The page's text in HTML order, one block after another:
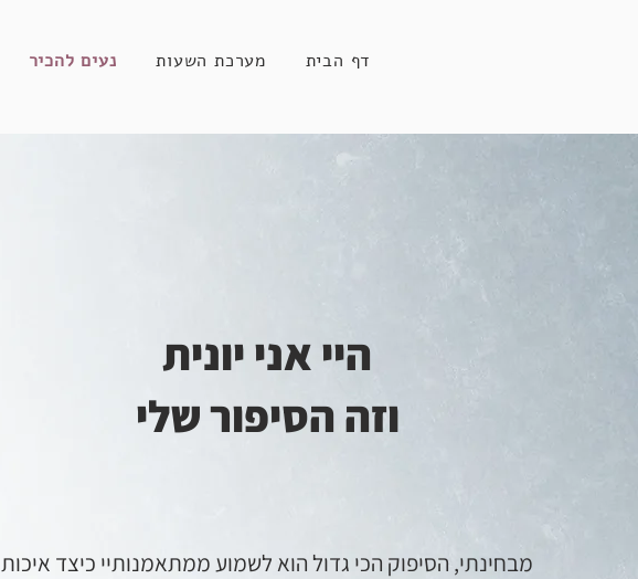
דף הבית מערכת השעות נעים להכיר
היי אני יונית
וזה הסיפור שלי
מבחינתי, הסיפוק הכי גדול הוא לשמוע ממתאמנותיי כיצד איכות